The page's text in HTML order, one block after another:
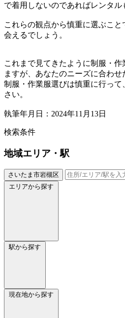
で着用しないのであればレンタル
これらの観点から慎重に選ぶこ
会えるでしょう。
これまで見てきたように制服・作
ますが、あなたのニーズに合わせ
制服・作業服選びは慎重に行っ
さい。
執筆年月日：2024年11月13日
検索条件
地域エリア・駅
さいたま市岩槻区
エリアから探す
駅から探す
現在地から探す